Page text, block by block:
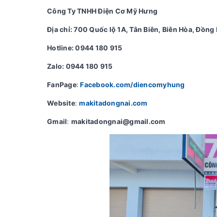
Công Ty TNHH Điện Cơ Mỹ Hưng
Địa chỉ: 700 Quốc lộ 1A, Tân Biên, Biên Hòa, Đồng
Hotline: 0944 180 915
Zalo: 0944 180 915
FanPage: Facebook.com/diencomyhung
Website:makitadongnai.com
Gmail: makitadongnai@gmail.com